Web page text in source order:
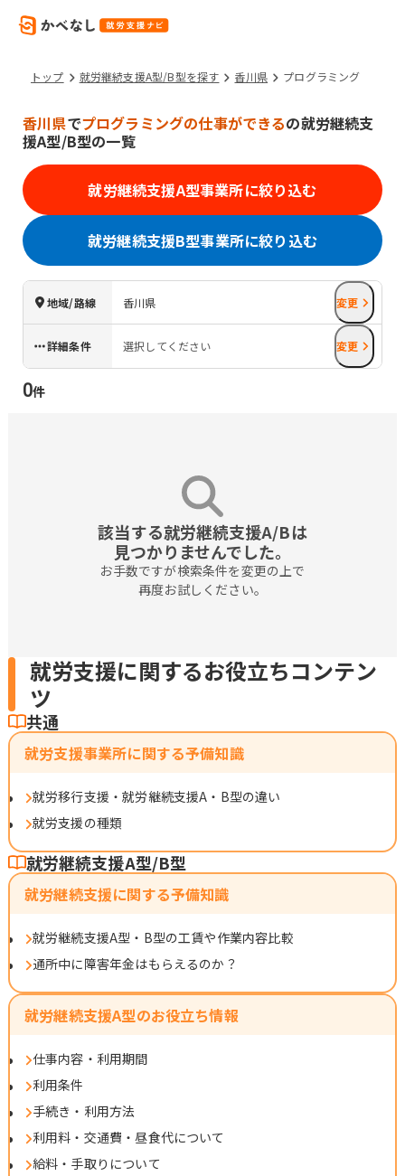
トップ 就労継続支援A型/B型を探す 香川県 プログラミング
香川県でプログラミングの仕事ができるの就労継続支
援A型/B型の一覧
就労継続支援A型事業所に絞り込む
就労継続支援B型事業所に絞り込む
地域/路線 香川県 変更
詳細条件 選択してください 変更
0件
該当する就労継続支援A/Bは
見つかりませんでした。
お手数ですが検索条件を変更の上で
再度お試しください。
就労支援に関するお役立ちコンテン
ツ
共通
就労支援事業所に関する予備知識
就労移行支援・就労継続支援A・B型の違い
就労支援の種類
就労継続支援A型/B型
就労継続支援に関する予備知識
就労継続支援A型・B型の工賃や作業内容比較
通所中に障害年金はもらえるのか？
就労継続支援A型のお役立ち情報
仕事内容・利用期間
利用条件
手続き・利用方法
利用料・交通費・昼食代について
給料・手取りについて